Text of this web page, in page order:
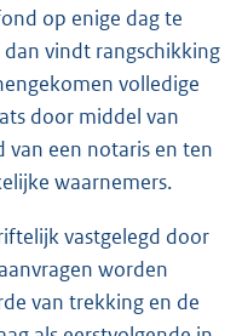
op enige dag te
vindt rangschikking
volledige
door middel van
van een notaris en ten
waarnemers.
vastgelegd door
worden
van trekking en de